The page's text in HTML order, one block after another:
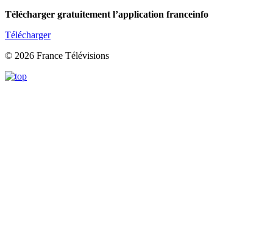
Télécharger gratuitement l’application franceinfo
Télécharger
© 2026 France Télévisions